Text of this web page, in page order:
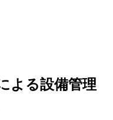
よる設備管理